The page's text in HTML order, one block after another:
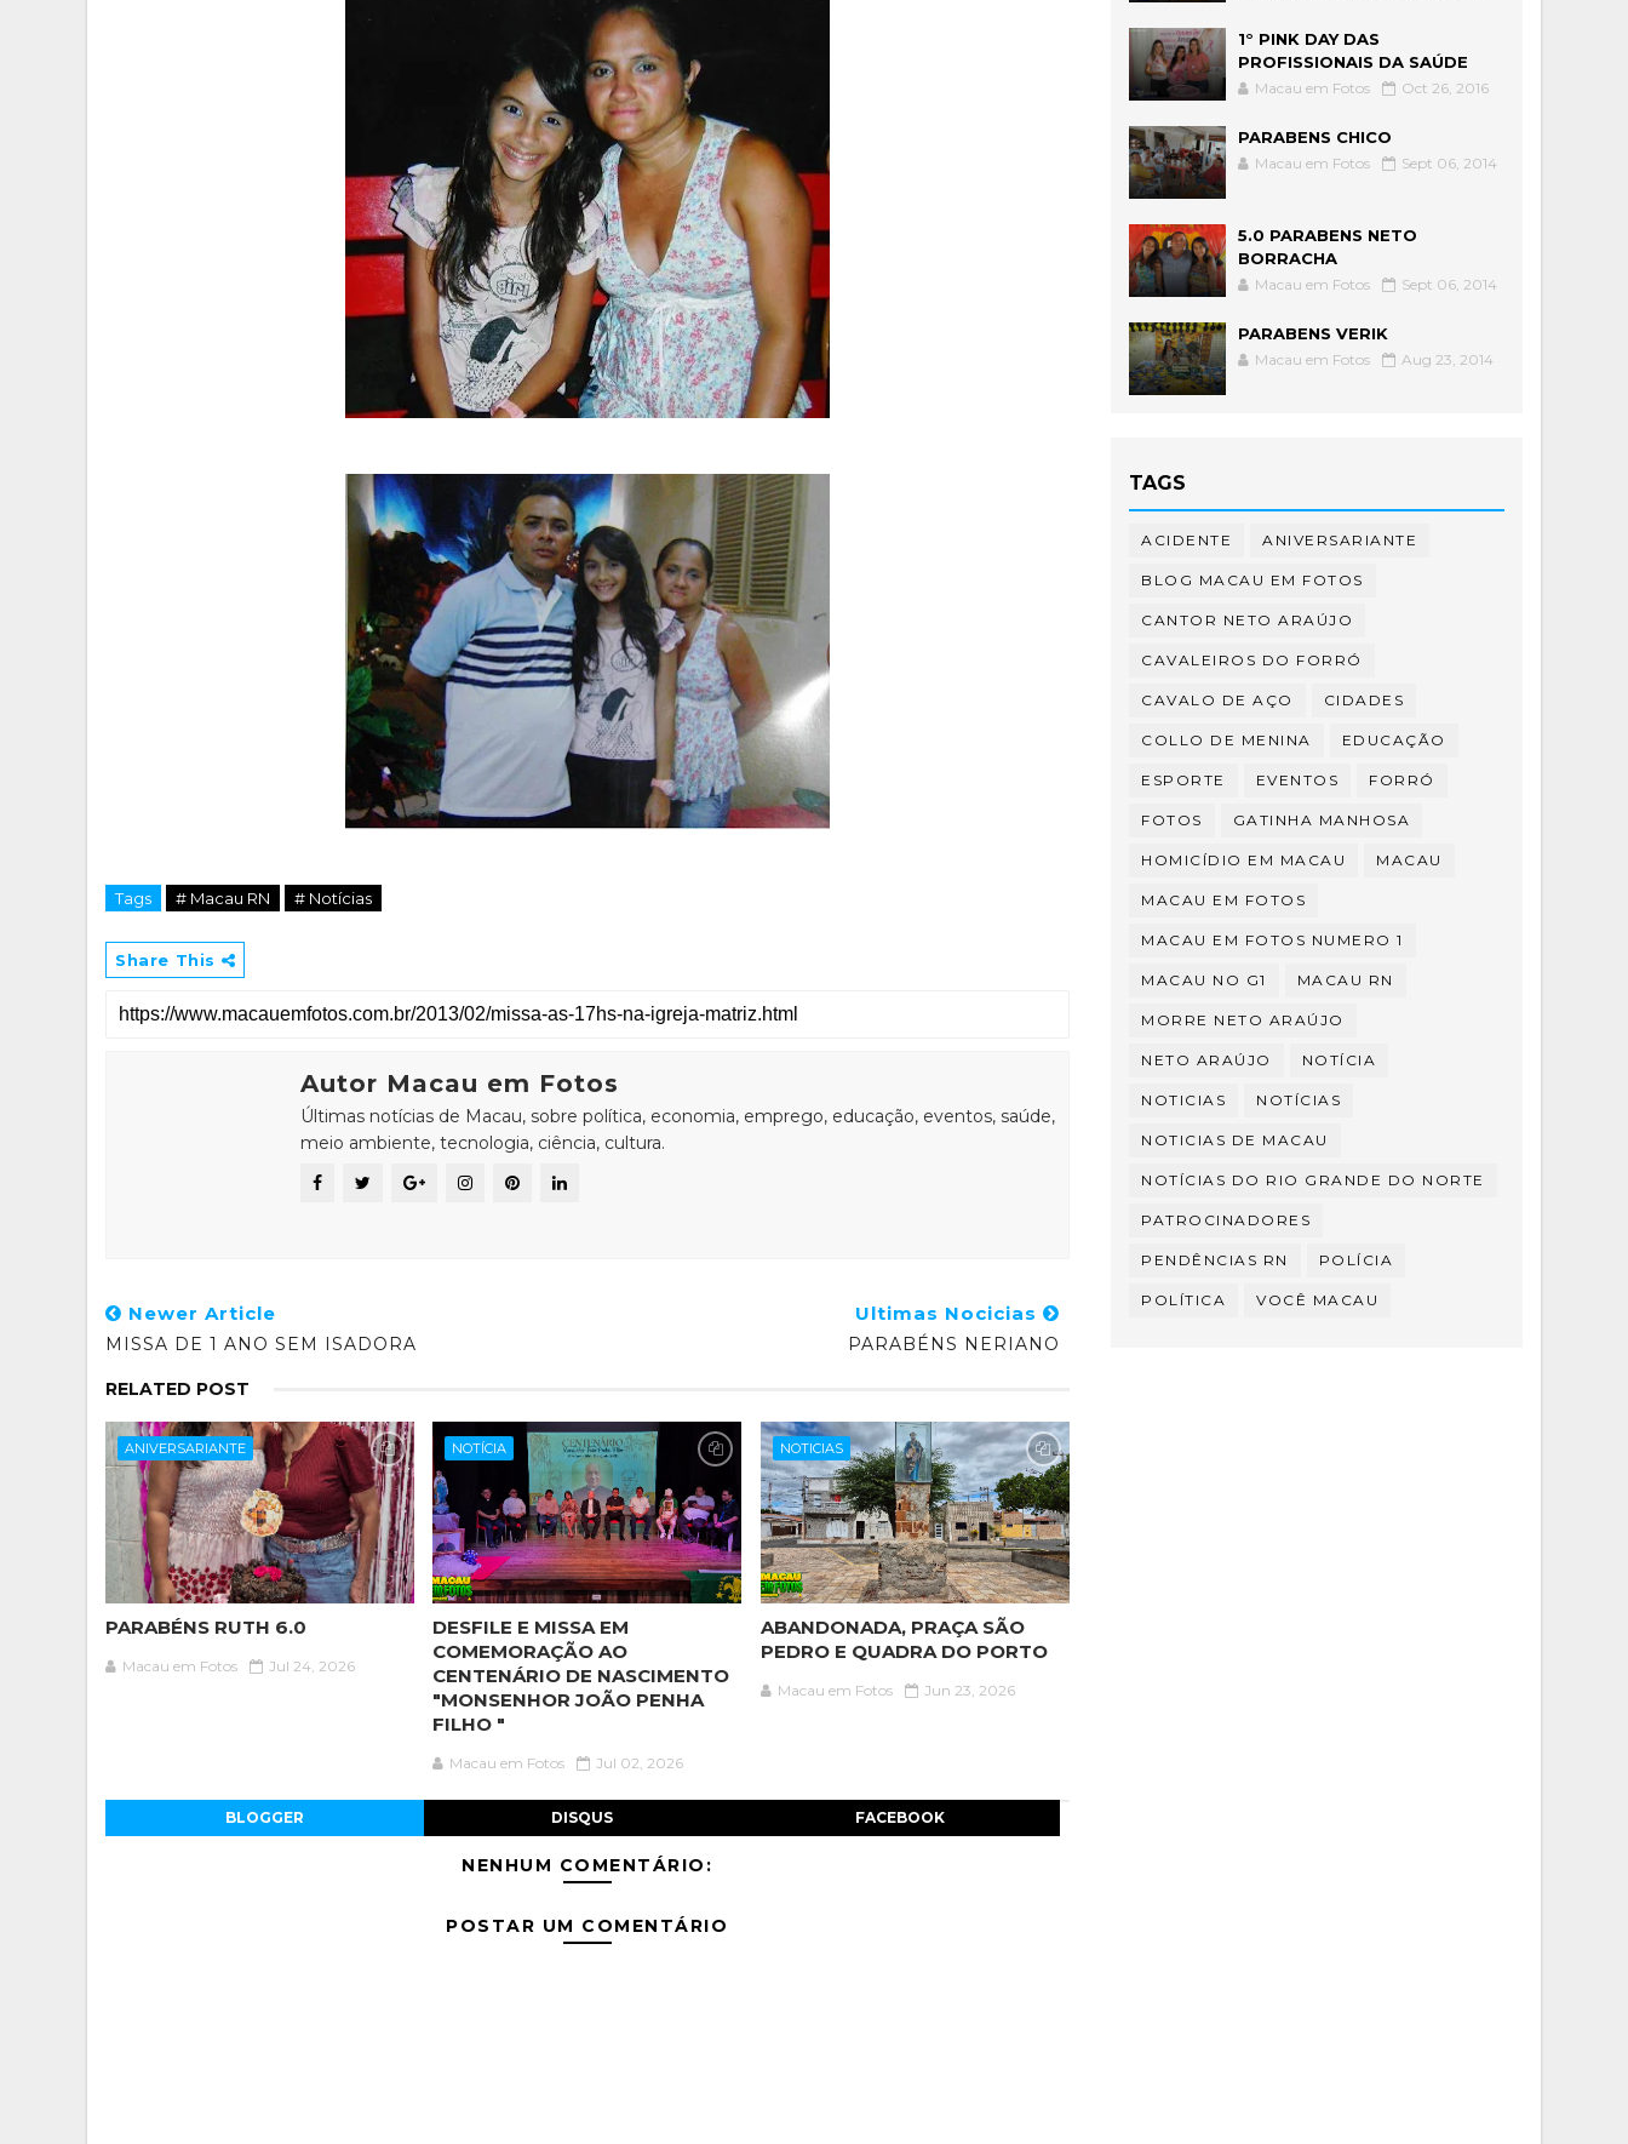
Tags # Macau RN # Notícias
Share This
Autor Macau em Fotos
Últimas notícias de Macau, sobre política, economia, emprego, educação, eventos, saúde,
meio ambiente, tecnologia, ciência, cultura.
Newer Article
MISSA DE 1 ANO SEM ISADORA
Ultimas Nocicias
PARABÉNS NERIANO
RELATED POST
ANIVERSARIANTE
PARABÉNS RUTH 6.0
Macau em Fotos Jul 24, 2026
NOTÍCIA
DESFILE E MISSA EM
COMEMORAÇÃO AO
CENTENÁRIO DE NASCIMENTO
"MONSENHOR JOÃO PENHA
FILHO "
Macau em Fotos Jul 02, 2026
NOTICIAS
ABANDONADA, PRAÇA SÃO
PEDRO E QUADRA DO PORTO
Macau em Fotos Jun 23, 2026
BLOGGER DISQUS FACEBOOK
NENHUM COMENTÁRIO:
POSTAR UM COMENTÁRIO
1° PINK DAY DAS
PROFISSIONAIS DA SAÚDE
Macau em Fotos Oct 26, 2016
PARABENS CHICO
Macau em Fotos Sept 06, 2014
5.0 PARABENS NETO
BORRACHA
Macau em Fotos Sept 06, 2014
PARABENS VERIK
Macau em Fotos Aug 23, 2014
TAGS
ACIDENTE ANIVERSARIANTE
BLOG MACAU EM FOTOS
CANTOR NETO ARAÚJO
CAVALEIROS DO FORRÓ
CAVALO DE AÇO CIDADES
COLLO DE MENINA EDUCAÇÃO
ESPORTE EVENTOS FORRÓ
FOTOS GATINHA MANHOSA
HOMICÍDIO EM MACAU MACAU
MACAU EM FOTOS
MACAU EM FOTOS NUMERO 1
MACAU NO G1 MACAU RN
MORRE NETO ARAÚJO
NETO ARAÚJO NOTÍCIA
NOTICIAS NOTÍCIAS
NOTICIAS DE MACAU
NOTÍCIAS DO RIO GRANDE DO NORTE
PATROCINADORES
PENDÊNCIAS RN POLÍCIA
POLÍTICA VOCÊ MACAU